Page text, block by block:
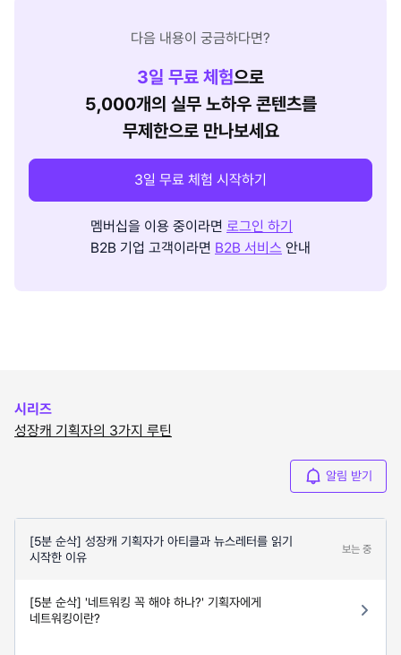
다음 내용이 궁금하다면?
3일 무료 체험으로
5,000개의 실무 노하우 콘텐츠를
무제한으로 만나보세요
3일 무료 체험 시작하기
멤버십을 이용 중이라면 로그인 하기
B2B 기업 고객이라면 B2B 서비스 안내
시리즈
성장캐 기획자의 3가지 루틴
알림 받기
[5분 순삭] 성장캐 기획자가 아티클과 뉴스레터를 읽기
시작한 이유
보는 중
[5분 순삭] '네트워킹 꼭 해야 하나?' 기획자에게
네트워킹이란?